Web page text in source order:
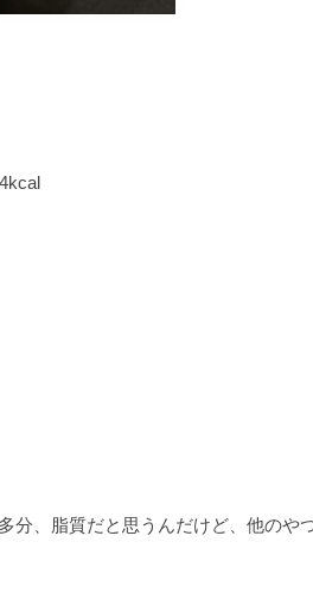
分、脂質だと思うんだけど、他のや